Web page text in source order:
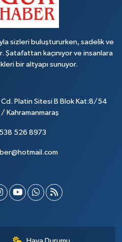
sizleri buluştururken, sadelik ve
kaçınıyor ve insanlara
bir altyapı sunuyor.
Cd. Platin Sitesi B Blok Kat:8/54
Kahramanmaraş
526 8973